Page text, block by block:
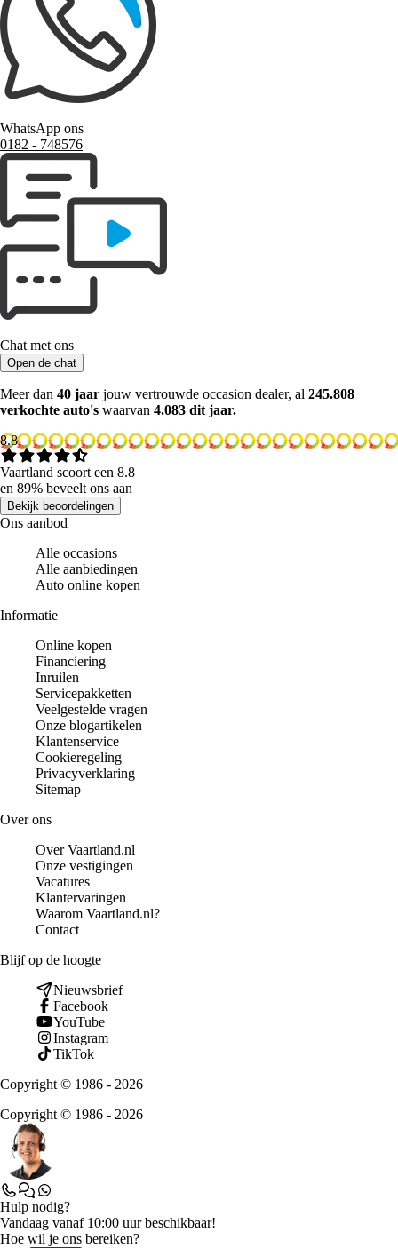
WhatsApp ons
0182 ‑ 748576
Chat met ons
Open de chat
Meer dan 40 jaar jouw vertrouwde occasion dealer, al 245.808
verkochte auto's waarvan 4.083 dit jaar.
8.8
Vaartland scoort een 8.8
en 89% beveelt ons aan
Bekijk beoordelingen
Ons aanbod
Alle occasions
Alle aanbiedingen
Auto online kopen
Informatie
Online kopen
Financiering
Inruilen
Servicepakketten
Veelgestelde vragen
Onze blogartikelen
Klantenservice
Cookieregeling
Privacyverklaring
Sitemap
Over ons
Over Vaartland.nl
Onze vestigingen
Vacatures
Klantervaringen
Waarom Vaartland.nl?
Contact
Blijf op de hoogte
Nieuwsbrief
Facebook
YouTube
Instagram
TikTok
Copyright © 1986 - 2026
Copyright © 1986 - 2026
Hulp nodig?
Vandaag vanaf 10:00 uur beschikbaar!
Hoe wil je ons bereiken?